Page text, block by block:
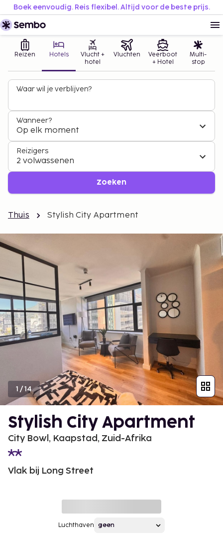
Boek eenvoudig. Reis flexibel. Altijd voor de beste prijs.
Reizen Hotels
Vlucht +
hotel
Vluchten
Veerboot
+ Hotel
Multi-
stop
Waar wil je verblijven?
Wanneer?
Op elk moment
Reizigers
2 volwassenen
Zoeken
Thuis Stylish City Apartment
1 /14
Stylish City Apartment
City Bowl, Kaapstad, Zuid-Afrika
Vlak bij Long Street
Luchthaven